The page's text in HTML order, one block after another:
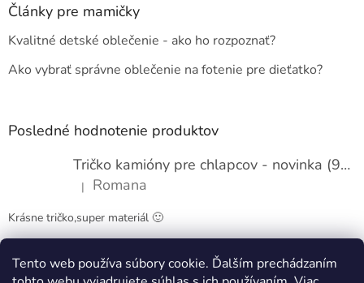
Tento web používa súbory cookie. Ďalším prechádzaním
Články pre mamičky
Kvalitné detské oblečenie - ako ho rozpoznať?
Ako vybrať správne oblečenie na fotenie pre dieťatko?
Posledné hodnotenie produktov
Tričko kamióny pre chlapcov - novinka (98-134)
Hodnotenie produktu je 5 z 5 hviezdičiek.
| Romana
Krásne tričko,super materiál 🙂
Obchodné podmienky Kontakty